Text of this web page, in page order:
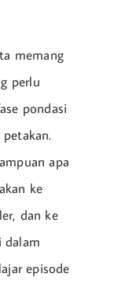
memang
perlu
pondasi
apa
ke
dan ke
dalam
episode